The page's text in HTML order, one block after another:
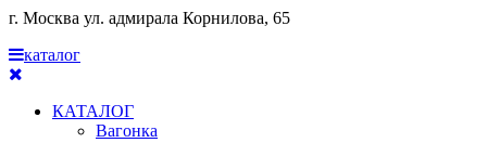
г. Москва ул. адмирала Корнилова, 65
каталог
КАТАЛОГ
Вагонка